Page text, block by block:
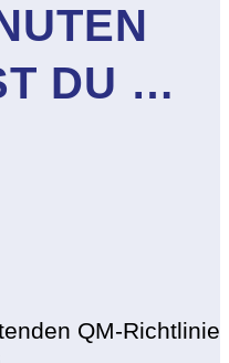
DU …
QM-Richtlinie